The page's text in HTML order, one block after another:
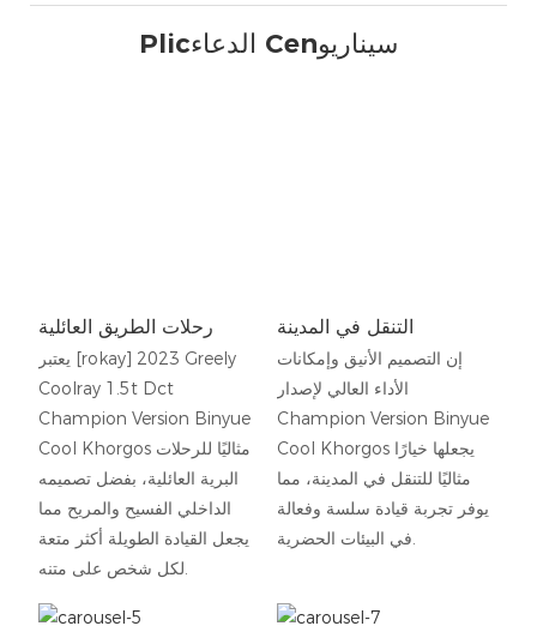
Plicالدعاء Cenسيناريو
رحلات الطريق العائلية
يعتبر [rokay] 2023 Greely
Coolray 1.5t Dct
Champion Version Binyue
Cool Khorgos مثاليًا للرحلات
البرية العائلية، بفضل تصميمه
الداخلي الفسيح والمريح مما
يجعل القيادة الطويلة أكثر متعة
لكل شخص على متنه.
التنقل في المدينة
إن التصميم الأنيق وإمكانات
الأداء العالي لإصدار
Champion Version Binyue
Cool Khorgos يجعلها خيارًا
مثاليًا للتنقل في المدينة، مما
يوفر تجربة قيادة سلسة وفعالة
في البيئات الحضرية.